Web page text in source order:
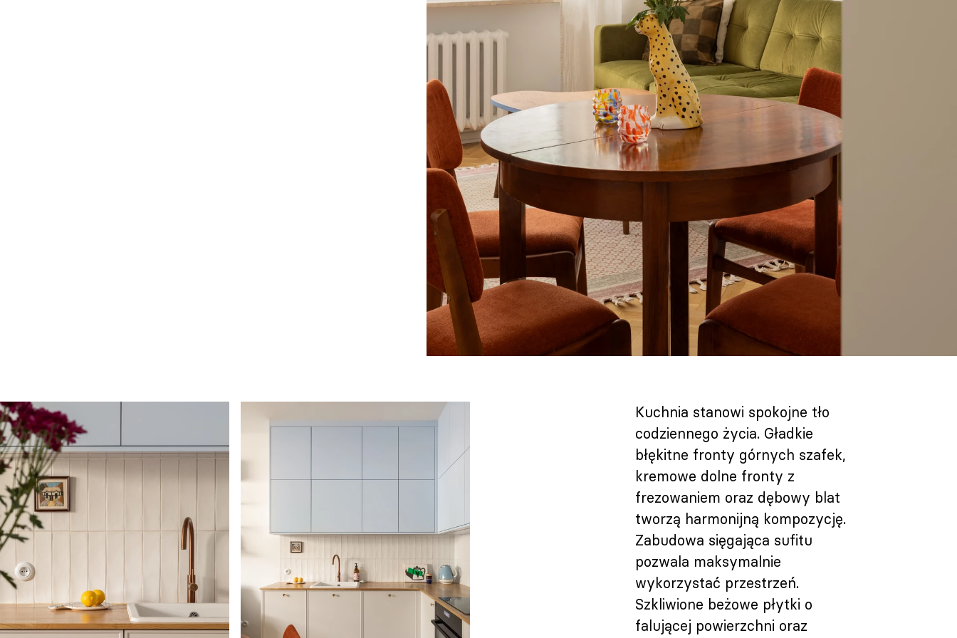
Kuchnia stanowi spokojne tło
codziennego życia. Gładkie
błękitne fronty górnych szafek,
kremowe dolne fronty z
frezowaniem oraz dębowy blat
tworzą harmonijną kompozycję.
Zabudowa sięgająca sufitu
pozwala maksymalnie
wykorzystać przestrzeń.
Szkliwione beżowe płytki o
falującej powierzchni oraz